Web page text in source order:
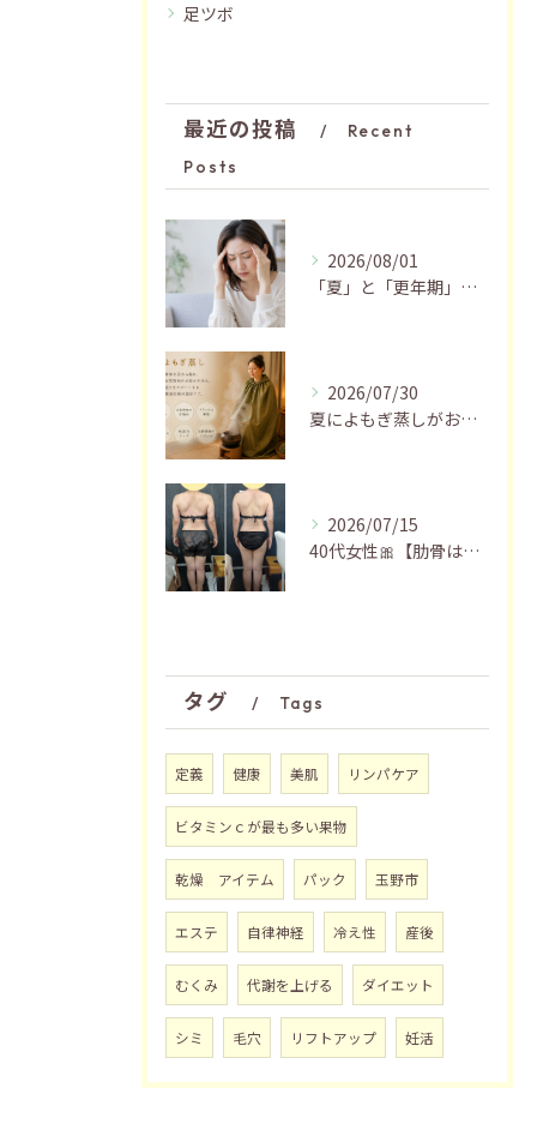
足ツボ
最近の投稿
Recent
Posts
2026/08/01
「夏」と「更年期」の関係…おすすめの過ごし方🍃
2026/07/30
夏によもぎ蒸しがおすすめの理由✨
2026/07/15
40代女性🎀【肋骨はがし＋お腹瘦せマッサージ90分】
タグ Tags
定義 健康 美肌 リンパケア
ビタミンｃが最も多い果物
乾燥 アイテム パック 玉野市
エステ 自律神経 冷え性 産後
むくみ 代謝を上げる ダイエット
シミ 毛穴 リフトアップ 妊活